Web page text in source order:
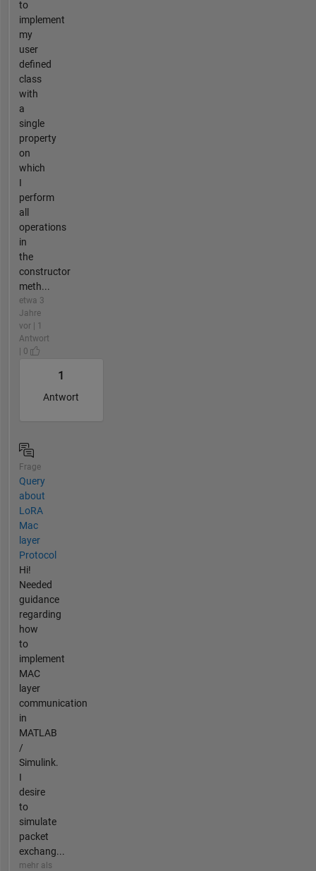
to
implement
my
user
defined
class
with
a
single
property
on
which
I
perform
all
operations
in
the
constructor
meth...
etwa 3
Jahre
vor | 1
Antwort
| 0
1
Antwort
Frage
Query
about
LoRA
Mac
layer
Protocol
Hi!
Needed
guidance
regarding
how
to
implement
MAC
layer
communication
in
MATLAB
/
Simulink.
I
desire
to
simulate
packet
exchang...
mehr als